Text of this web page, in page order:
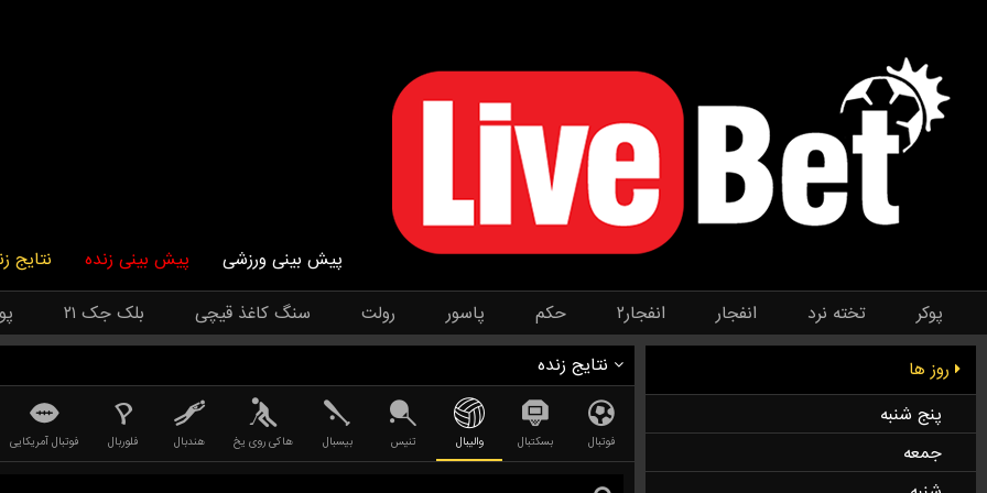
پیش بینی ورزشی پیش بینی زنده نتایج
پوکر تخته نرد انفجار انفجار۲ حکم پاسور رولت سنگ کاغذ قیچی بلک جک ۲۱
روز ها
پنج شنبه
جمعه
نتایج زنده
فوتبال بسکتبال والیبال تنیس بیسبال هاکی روی یخ هندبال فلوربال فوتبال آمریکایی